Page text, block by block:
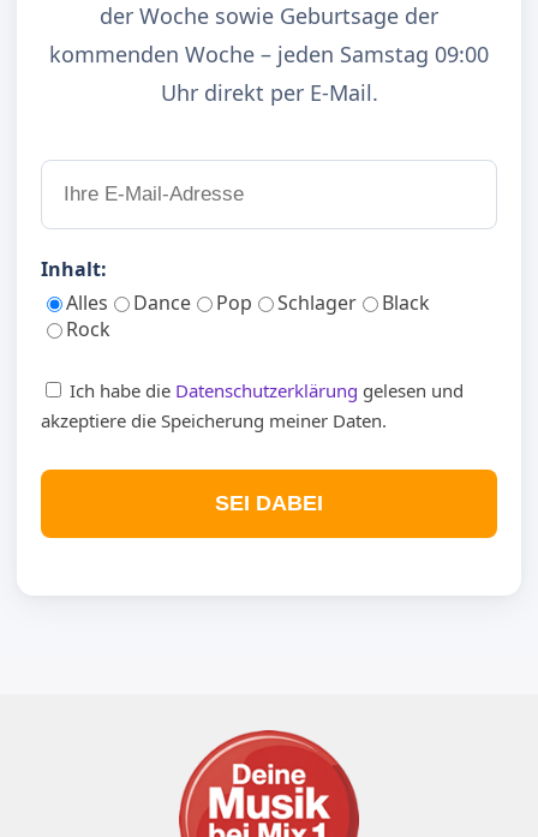
der Woche sowie Geburtsage der
kommenden Woche – jeden Samstag 09:00
Uhr direkt per E-Mail.
Inhalt:
Alles
Dance Pop Schlager
Black
Rock
Ich habe die Datenschutzerklärung gelesen und
akzeptiere die Speicherung meiner Daten.
SEI DABEI